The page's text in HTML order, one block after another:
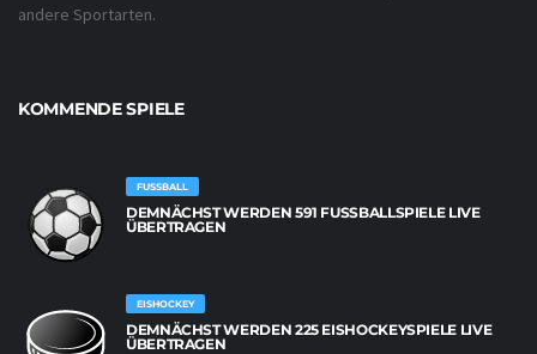
andere Sportarten.
KOMMENDE SPIELE
FUSSBALL
DEMNÄCHST WERDEN 591 FUSSBALLSPIELE LIVE Ü
BERTRAGEN
EISHOCKEY
DEMNÄCHST WERDEN 225 EISHOCKEYSPIELE LIVE
ÜBERTRAGEN